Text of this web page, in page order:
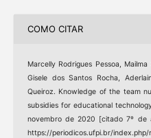
COMO CITAR
Marcelly Rodrigues Pessoa,
Gisele dos Santos Rocha,
Queiroz. Knowledge of the team
subsidies for educational
novembro de 2020 [citado 7º de
https://periodicos.ufpi.br/